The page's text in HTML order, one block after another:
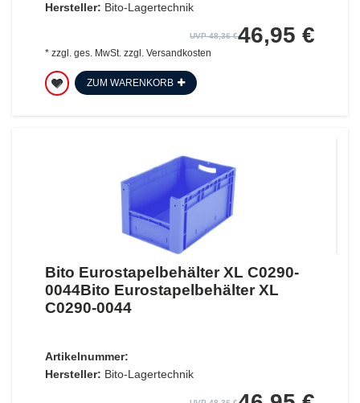
Hersteller: Bito-Lagertechnik
UVP 48,36 €46,95 €
* zzgl. ges. MwSt.zzgl. Versandkosten
ZUM WARENKORB
Bito Eurostapelbehälter XL C0290-
0044Bito Eurostapelbehälter XL
C0290-0044
Artikelnummer:
Hersteller: Bito-Lagertechnik